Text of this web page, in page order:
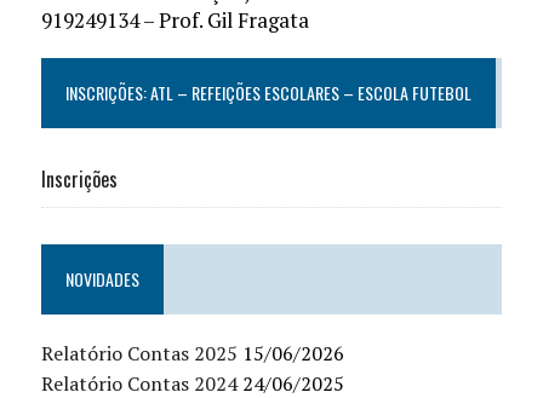
919249134 – Prof. Gil Fragata
INSCRIÇÕES: ATL – REFEIÇÕES ESCOLARES – ESCOLA FUTEBOL
Inscrições
NOVIDADES
Relatório Contas 2025 15/06/2026
Relatório Contas 2024 24/06/2025